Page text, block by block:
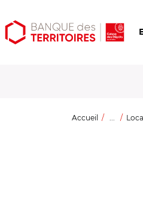
Aller
au
Aller
au
Ouvrir
les
Accueil ...